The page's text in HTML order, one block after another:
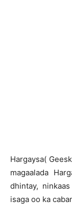
Hargaysa(
magaalada
dhintay,
isaga oo ka